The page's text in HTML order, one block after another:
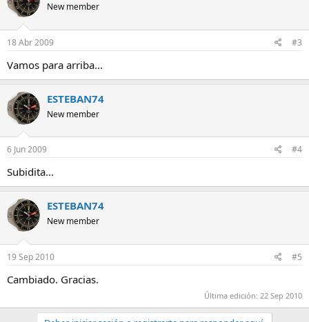
New member
18 Abr 2009 #3
Vamos para arriba...
ESTEBAN74
New member
6 Jun 2009 #4
Subidita...
ESTEBAN74
New member
19 Sep 2010 #5
Cambiado. Gracias.
Última edición: 22 Sep 2010